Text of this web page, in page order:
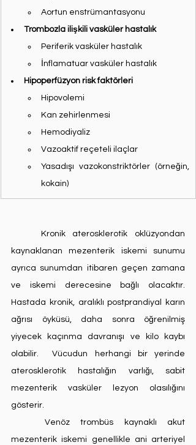
Aortun enstrümantasyonu
Trombozla ilişkili vasküler hastalık
Periferik vasküler hastalık
İnflamatuar vasküler hastalık
Hipoperfüzyon risk faktörleri
Hipovolemi
Kan zehirlenmesi
Hemodiyaliz
Vazoaktif reçeteli ilaçlar
Yasadışı vazokonstriktörler (örneğin,
kokain)
kaynaklanan mezenterik iskemi sunumu
ayrıca sunumdan itibaren geçen zamana
ve iskemi derecesine bağlı olacaktır.
Hastada kronik, aralıklı postprandiyal karın
ağrısı öyküsü, daha sonra öğrenilmiş
yiyecek kaçınma davranışı ve kilo kaybı
olabilir.  Vücudun herhangi bir yerinde
aterosklerotik hastalığın varlığı, sabit
mezenterik vasküler lezyon olasılığını
gösterir.
mezenterik iskemi genellikle ani arteriyel